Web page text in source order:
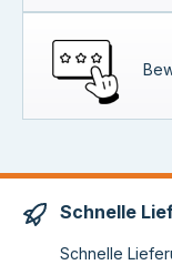
Schnelle
Schnelle